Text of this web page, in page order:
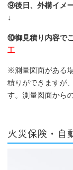
⑨後日、外構イメ
↓
⑩御見積り内容で
工
※測量図面がある
積りができますが
す。測量図面から
火災保険・自